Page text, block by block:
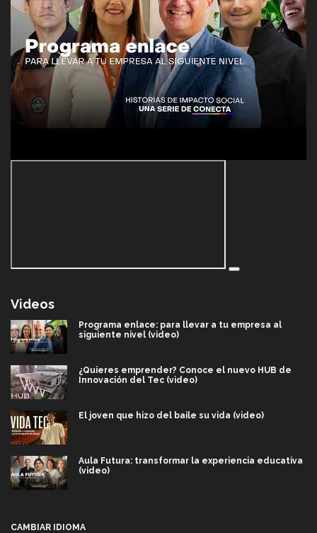
Videos
Programa enlace: para llevar a tu empresa al
siguiente nivel (video)
¿Quieres emprender? Conoce el nuevo HUB de
Innovación del Tec (video)
El joven que hizo del baile su vida (video)
Aula Futura: transformar la experiencia educativa
(video)
CAMBIAR IDIOMA